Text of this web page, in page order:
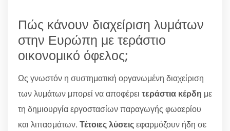
Πώς κάνουν διαχείριση λυμάτων
στην Ευρώπη με τεράστιο
οικονομικό όφελος;
Ως γνωστόν η συστηματική οργανωμένη διαχείριση
των λυμάτων μπορεί να αποφέρει τεράστια κέρδη με
τη δημιουργία εργοστασίων παραγωγής φωαερίου
και λιπασμάτων. Τέτοιες λύσειςεφαρμόζουν ήδη σε